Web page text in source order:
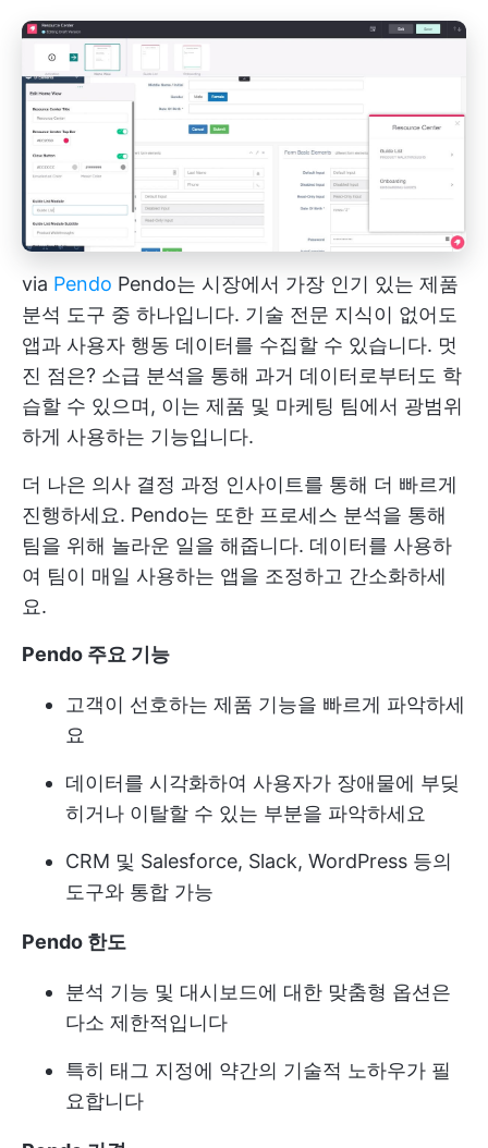
via Pendo Pendo는 시장에서 가장 인기 있는 제품
분석 도구 중 하나입니다. 기술 전문 지식이 없어도
앱과 사용자 행동 데이터를 수집할 수 있습니다. 멋
진 점은? 소급 분석을 통해 과거 데이터로부터도 학
습할 수 있으며, 이는 제품 및 마케팅 팀에서 광범위
하게 사용하는 기능입니다.
더 나은 의사 결정 과정 인사이트를 통해 더 빠르게
진행하세요. Pendo는 또한 프로세스 분석을 통해
팀을 위해 놀라운 일을 해줍니다. 데이터를 사용하
여 팀이 매일 사용하는 앱을 조정하고 간소화하세
요.
Pendo 주요 기능
고객이 선호하는 제품 기능을 빠르게 파악하세
요
데이터를 시각화하여 사용자가 장애물에 부딪
히거나 이탈할 수 있는 부분을 파악하세요
CRM 및 Salesforce, Slack, WordPress 등의
도구와 통합 가능
Pendo 한도
분석 기능 및 대시보드에 대한 맞춤형 옵션은
다소 제한적입니다
특히 태그 지정에 약간의 기술적 노하우가 필
요합니다